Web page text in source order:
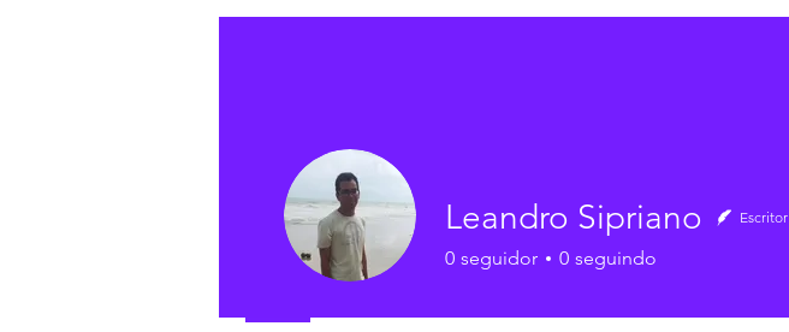
Data de entrada: 21 de jun. de 2023
Leandro Sipriano Escritor
0 seguidor 0 seguindo